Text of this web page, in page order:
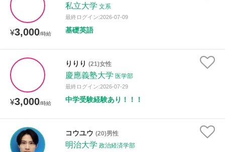
¥3,000/時給
私立大学 文系
最終ログイン:2026-07-09
基礎英語
¥3,000/時給
りりり (21)女性
慶應義塾大学 医学部
最終ログイン:2026-07-29
中学受験経験あり！！！
コウユウ (20)男性
明治大学 政治経済学部